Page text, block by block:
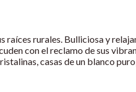
raíces rurales. Bulliciosa y
con el reclamo de sus
casas de un blanco